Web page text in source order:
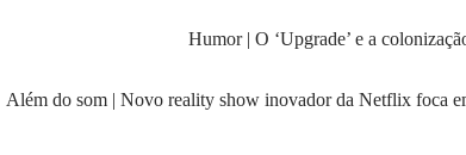
Humor | O ‘Upgrade’ e a
Além do som | Novo reality show inovador da Netflix foca